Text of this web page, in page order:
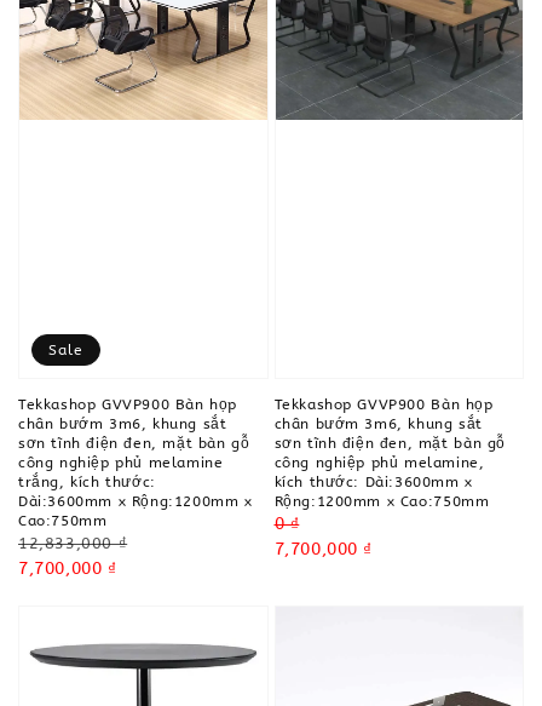
Sale
Tekkashop GVVP900 Bàn họp
chân bướm 3m6, khung sắt
sơn tĩnh điện đen, mặt bàn gỗ
công nghiệp phủ melamine
trắng, kích thước:
Dài:3600mm x Rộng:1200mm x
Cao:750mm
Regular
price
12,833,000 ₫
Sale
7,700,000 ₫
Tekkashop GVVP900 Bàn họp
chân bướm 3m6, khung sắt
sơn tĩnh điện đen, mặt bàn gỗ
công nghiệp phủ melamine,
kích thước: Dài:3600mm x
Rộng:1200mm x Cao:750mm
Regular
price
0 ₫
Sale
7,700,000 ₫